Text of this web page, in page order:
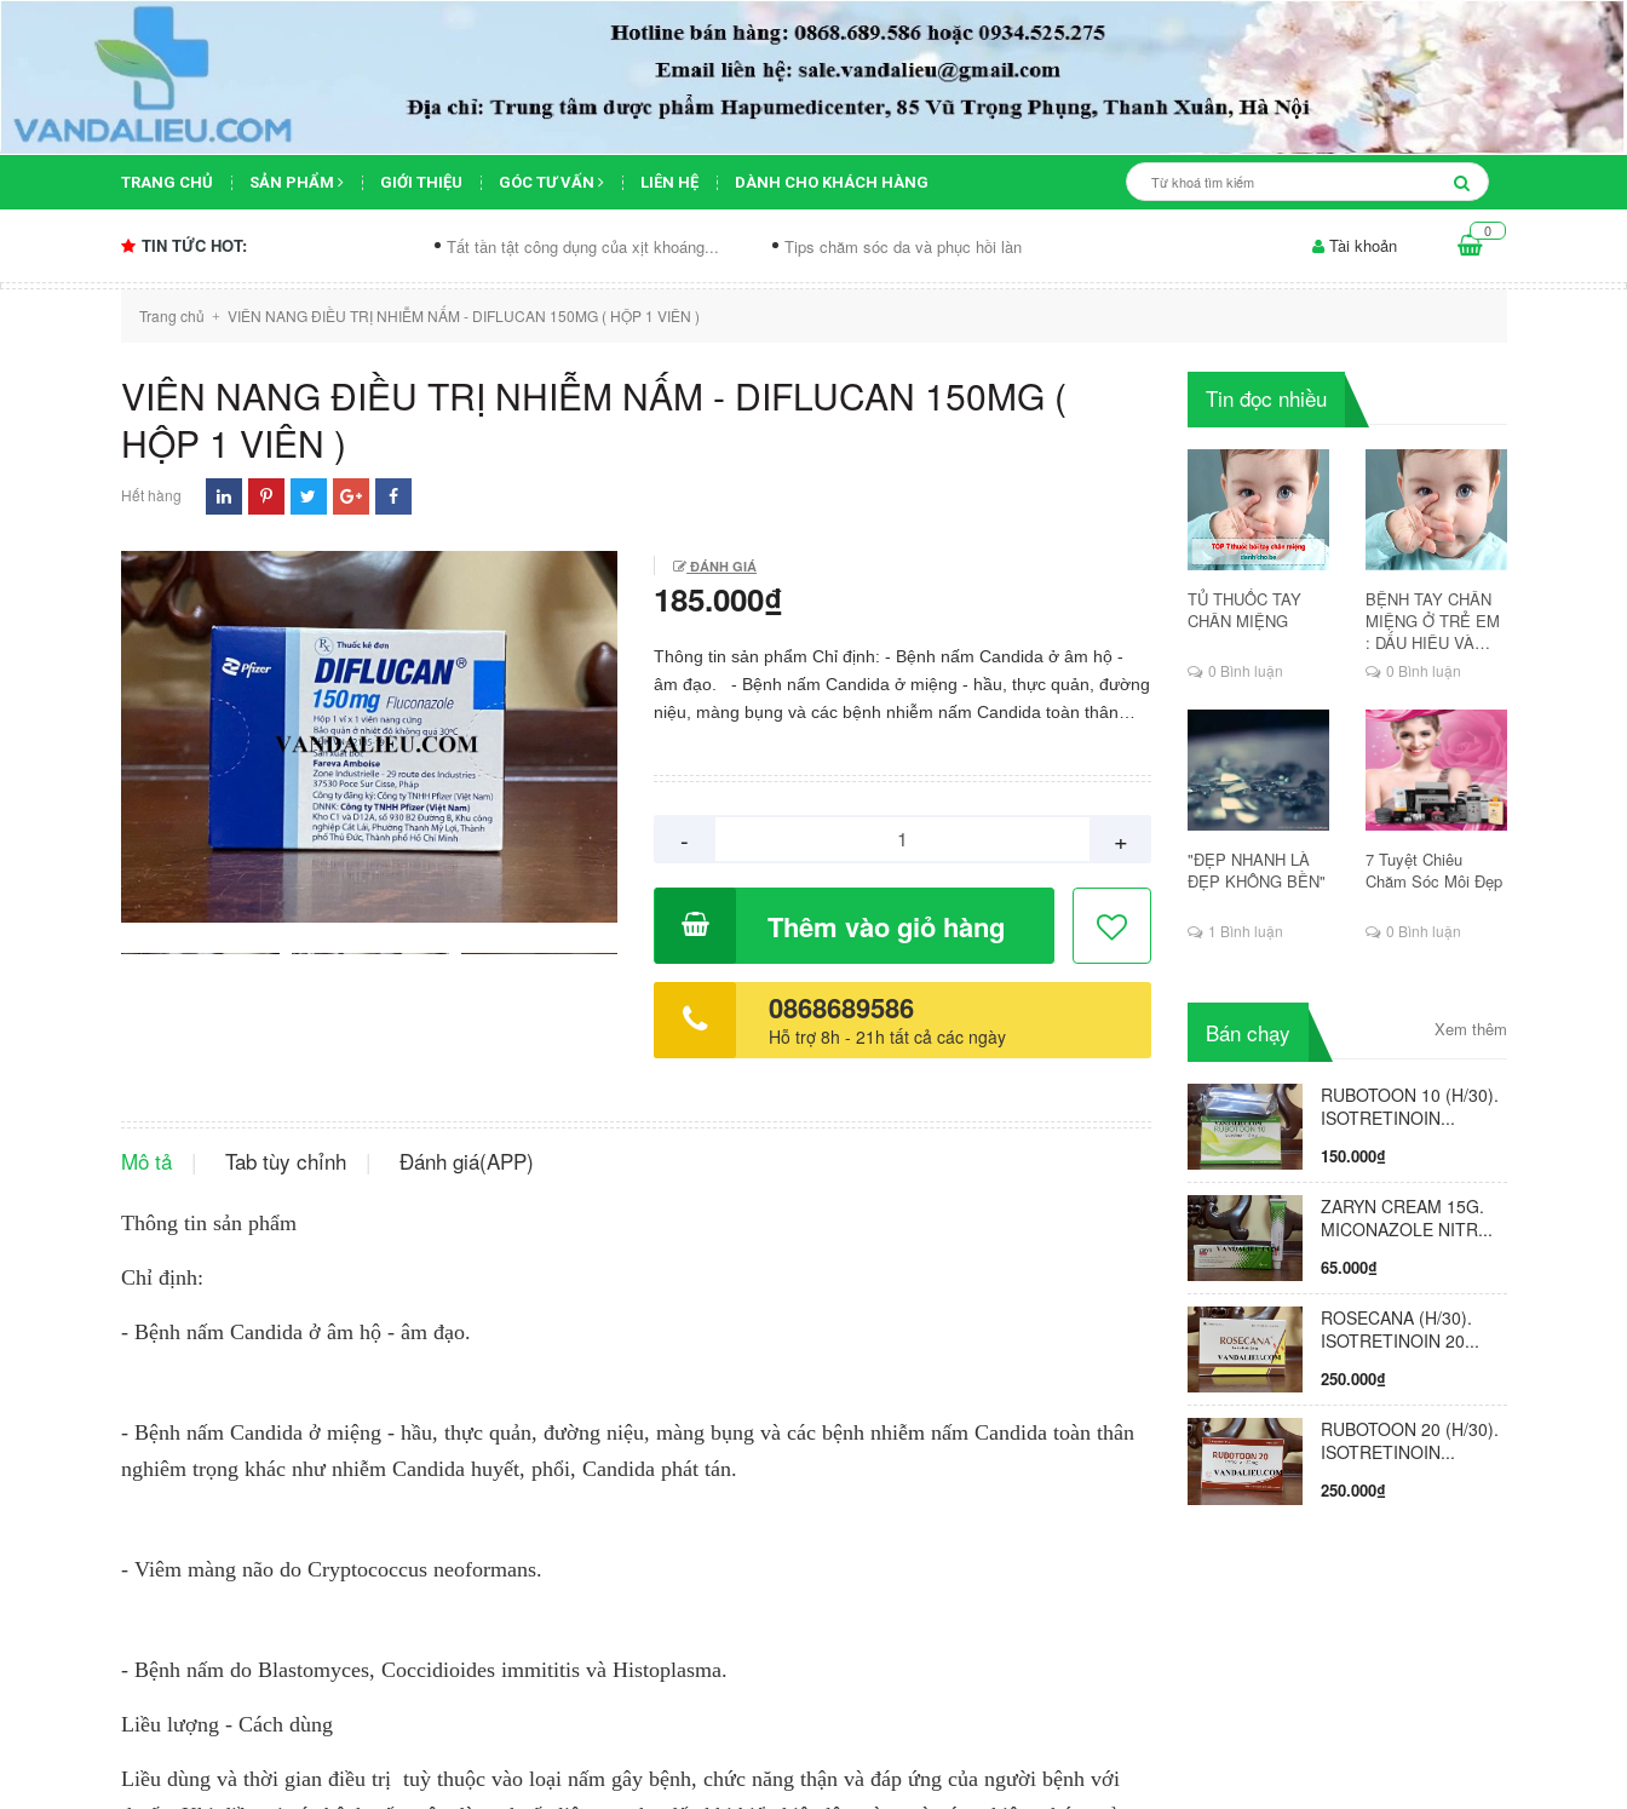
TRANG CHỦ SẢN PHẨM GIỚI THIỆU GÓC TƯ VẤN LIÊN HỆ DÀNH CHO KHÁCH HÀNG
TIN TỨC HOT: Tất tần tật công dụng của xịt khoáng... Tips chăm sóc da và phục hồi làn... Thời gian để sản phẩm làm trắng
0
Tài khoản
Trang chủ + VIÊN NANG ĐIỀU TRỊ NHIỄM NẤM - DIFLUCAN 150MG ( HỘP 1 VIÊN )
VIÊN NANG ĐIỀU TRỊ NHIỄM NẤM - DIFLUCAN 150MG (
HỘP 1 VIÊN )
Hết hàng
ĐÁNH GIÁ
185.000₫
Thông tin sản phẩm Chỉ định: - Bệnh nấm Candida ở âm hộ -
âm đạo. - Bệnh nấm Candida ở miệng - hầu, thực quản, đường
niệu, màng bụng và các bệnh nhiễm nấm Candida toàn thân
điều trị tuỳ thuộc vào loại nấm gây bệnh, chức năng thận và
nghiệm chứng tỏ bệnh đã khỏi hẳn. Điều trị không đủ thời gian
có thể làm cho bệnh tái phát. Đối với những bệnh nhân nhiễm
HIV và viêm màng não do Cryptococcus cần phải điều trị thuốc
duy trì lâu dài để phòng ngừa bệnh tái phát.
- +
Thêm vào giỏ hàng
0868689586
Hỗ trợ 8h - 21h tất cả các ngày
Mô tả Tab tùy chỉnh Đánh giá(APP)
Thông tin sản phẩm
Chỉ định:
- Bệnh nấm Candida ở âm hộ - âm đạo.
- Bệnh nấm Candida ở miệng - hầu, thực quản, đường niệu, màng bụng và các bệnh nhiễm nấm Candida toàn thân
nghiêm trọng khác như nhiễm Candida huyết, phổi, Candida phát tán.
- Viêm màng não do Cryptococcus neoformans.
- Bệnh nấm do Blastomyces, Coccidioides immititis và Histoplasma.
Liều lượng - Cách dùng
Liều dùng và thời gian điều trị tuỳ thuộc vào loại nấm gây bệnh, chức năng thận và đáp ứng của người bệnh với
Tin đọc nhiều
TỦ THUỐC TAY
CHÂN MIỆNG
0 Bình luận
BỆNH TAY CHÂN
MIỆNG Ở TRẺ EM
: DẤU HIỆU VÀ
CÁCH ĐIỀU TRỊ
0 Bình luận
"ĐẸP NHANH LÀ
ĐẸP KHÔNG BỀN"
1 Bình luận
7 Tuyệt Chiêu
Chăm Sóc Môi Đẹp
0 Bình luận
Bán chạy Xem thêm
RUBOTOON 10 (H/30).
ISOTRETINOIN...
150.000₫
ZARYN CREAM 15G.
MICONAZOLE NITR...
65.000₫
ROSECANA (H/30).
ISOTRETINOIN 20...
250.000₫
RUBOTOON 20 (H/30).
ISOTRETINOIN...
250.000₫